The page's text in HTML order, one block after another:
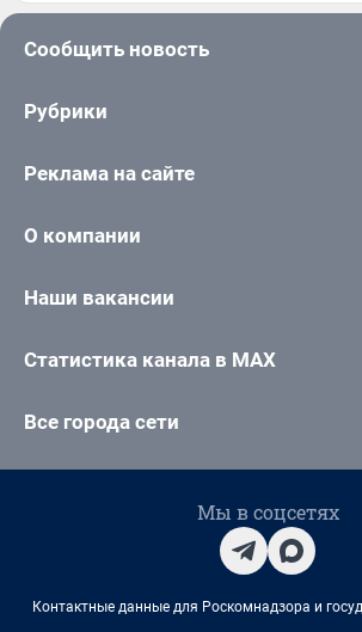
Сообщить новость
Рубрики
Реклама на сайте
О компании
Наши вакансии
Статистика канала в MAX
Все города сети
Мы в соцсетях
Контактные данные для Роскомнадзора и